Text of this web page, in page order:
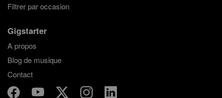
Filtrer par occasion
Gigstarter
A propos
Blog de musique
Contact